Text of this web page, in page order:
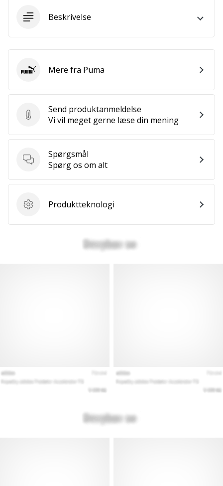
løbe
Vis alle
Beskrivelse
Send produktanmeldelse
Send produktanmeldelse
Vi vil meget gerne læse din mening
Spørgsmål
Spørgsmål
Spørg os om alt
Produktteknologi
Produktteknologi
PumaMere fra Puma